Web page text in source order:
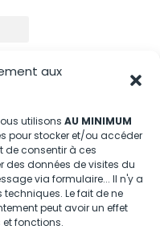
aux
utilisons AU MINIMUM
pour stocker et/ou accéder
de consentir à ces
des données de visites du
via formulaire... Il n'y a
Le fait de ne
peut avoir un effet
fonctions.